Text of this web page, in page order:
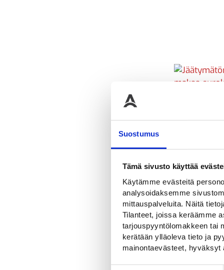
Suostumus
Tämä sivusto käyttää
Käytämme evästeitä
analysoidaksemme
mittauspalveluita. Näitä
Tilanteet, joissa keräämme
tarjouspyyntölomakkeen tai
kerätään ylläoleva tieto ja
mainontaevästeet, hyväksyt
Jäätymätön
633,60€